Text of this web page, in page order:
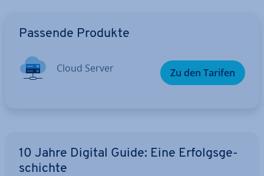
Passende Produkte
Cloud Server Zu den Tarifen
10 Jahre Digital Guide: Eine Er­folgs­ge­
schich­te